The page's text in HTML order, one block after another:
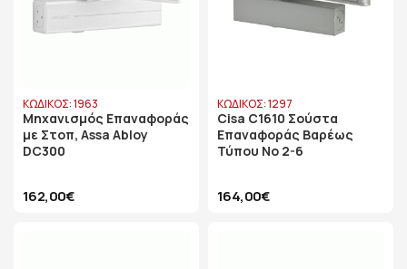
ΚΩΔΙΚΟΣ: 1963
Μηχανισμός Επαναφοράς
με Στοπ, Assa Abloy
DC300
162,00€
ΚΩΔΙΚΟΣ: 1297
Cisa C1610 Σούστα
Επαναφοράς Βαρέως
Τύπου Νο 2-6
164,00€